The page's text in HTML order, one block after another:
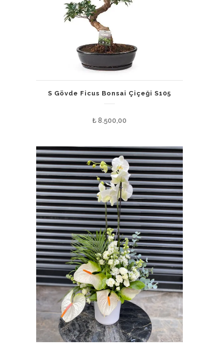
S Gövde Ficus Bonsai Çiçeği S105
₺ 8.500,00